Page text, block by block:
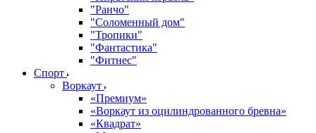
"Ранчо"
"Соломенный дом"
"Тропики"
"Фантастика"
"Фитнес"
Спорт
Воркаут
«Премиум»
«Воркаут из оцилиндрованного бревна»
«Квадрат»